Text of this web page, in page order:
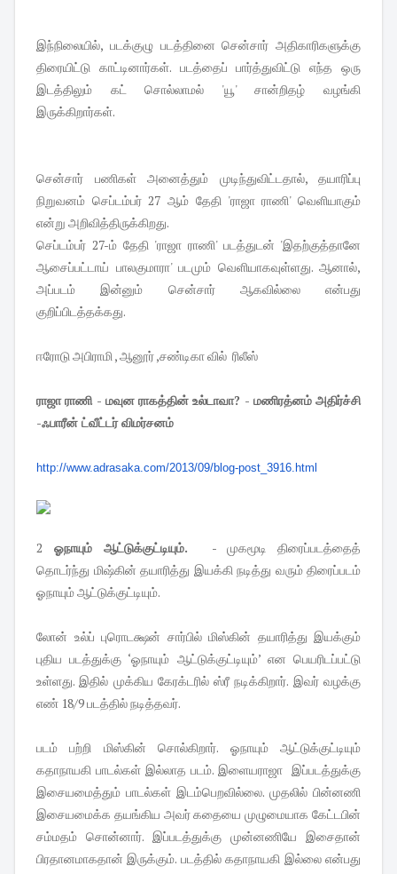
இந்நிலையில், படக்குழு படத்தினை சென்சார் அதிகாரிகளுக்கு
திரையிட்டு காட்டினார்கள். படத்தைப் பார்த்துவிட்டு எந்த ஒரு
இடத்திலும் கட் சொல்லாமல் 'யூ' சான்றிதழ் வழங்கி
இருக்கிறார்கள்.
சென்சார் பணிகள் அனைத்தும் முடிந்துவிட்டதால், தயாரிப்பு
நிறுவனம் செப்டம்பர் 27 ஆம் தேதி 'ராஜா ராணி' வெளியாகும்
என்று அறிவித்திருக்கிறது.
செப்டம்பர் 27-ம் தேதி 'ராஜா ராணி' படத்துடன் 'இதற்குத்தானே
ஆசைப்பட்டாய் பாலகுமாரா' படமும் வெளியாகவுள்ளது. ஆனால்,
அப்படம் இன்னும் சென்சார் ஆகவில்லை என்பது
குறிப்பிடத்தக்கது.
ஈரோடு அபிராமி , ஆனூர் ,சண்டிகா வில் ரிலீஸ்
ராஜா ராணி - மவுன ராகத்தின் உல்டாவா? - மணிரத்னம் அதிர்ச்சி
-ஃபாரீன் ட்வீட்டர் விமர்சனம்
http://www.adrasaka.com/2013/09/blog-post_3916.html
2 ஓநாயும் ஆட்டுக்குட்டியும். - முகமூடி திரைப்படத்தைத்
தொடர்ந்து மிஷ்கின் தயாரித்து இயக்கி நடித்து வரும் திரைப்படம்
ஓநாயும் ஆட்டுக்குட்டியும்.
லோன் உல்ப் புரொடக்ஷன் சார்பில் மிஸ்கின் தயாரித்து இயக்கும்
புதிய படத்துக்கு ‘ஓநாயும் ஆட்டுக்குட்டியும்’ என பெயரிடப்பட்டு
உள்ளது. இதில் முக்கிய கேரக்டரில் ஸ்ரீ நடிக்கிறார். இவர் வழக்கு
எண் 18/9 படத்தில் நடித்தவர்.
படம் பற்றி மிஸ்கின் சொல்கிறார். ஓநாயும் ஆட்டுக்குட்டியும்
கதாநாயகி பாடல்கள் இல்லாத படம். இளையராஜா இப்படத்துக்கு
இசையமைத்தும் பாடல்கள் இடம்பெறவில்லை. முதலில் பின்னணி
இசையமைக்க தயங்கிய அவர் கதையை முழுமையாக கேட்டபின்
சம்மதம் சொன்னார். இப்படத்துக்கு முன்னணியே இசைதான்
பிரதானமாகதான் இருக்கும். படத்தில் கதாநாயகி இல்லை என்பது